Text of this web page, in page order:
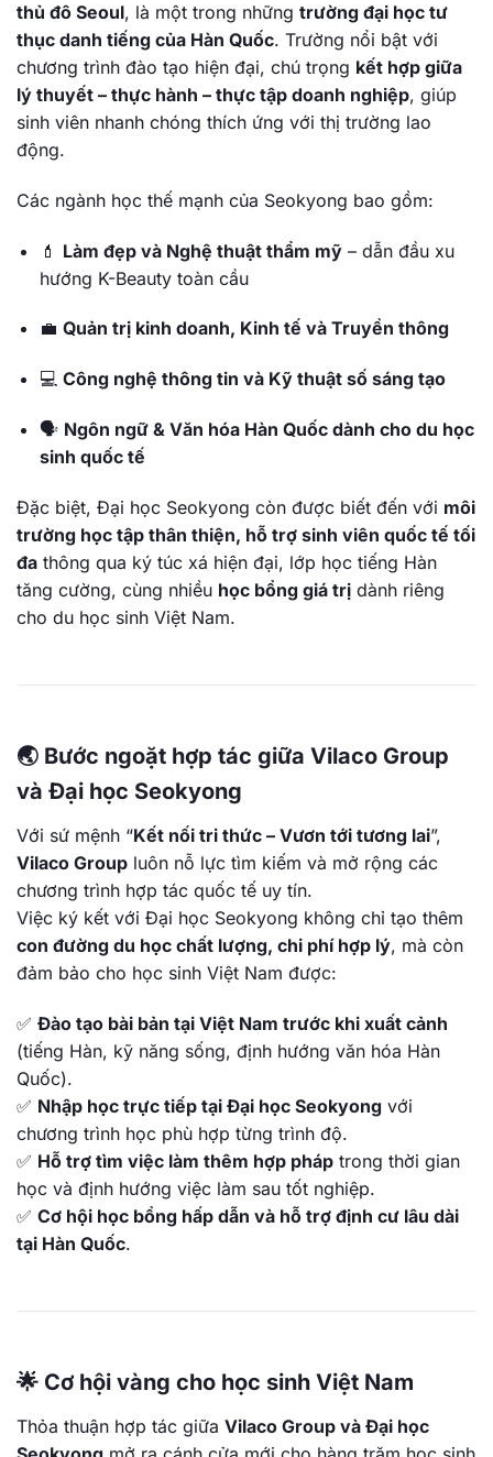
thủ đô Seoul, là một trong những trường đại học tư
thục danh tiếng của Hàn Quốc. Trường nổi bật với
chương trình đào tạo hiện đại, chú trọng kết hợp giữa
lý thuyết – thực hành – thực tập doanh nghiệp, giúp
sinh viên nhanh chóng thích ứng với thị trường lao
động.
Các ngành học thế mạnh của Seokyong bao gồm:
💄 Làm đẹp và Nghệ thuật thẩm mỹ– dẫn đầu xu
hướng K-Beauty toàn cầu
💼 Quản trị kinh doanh, Kinh tế và Truyền thông
💻 Công nghệ thông tin và Kỹ thuật số sáng tạo
🗣️ Ngôn ngữ & Văn hóa Hàn Quốc dành cho du học
sinh quốc tế
Đặc biệt, Đại học Seokyong còn được biết đến với môi
trường học tập thân thiện, hỗ trợ sinh viên quốc tế tối
đa thông qua ký túc xá hiện đại, lớp học tiếng Hàn
tăng cường, cùng nhiều học bổng giá trị dành riêng
cho du học sinh Việt Nam.
🌏 Bước ngoặt hợp tác giữa Vilaco Group
và Đại học Seokyong
Với sứ mệnh “Kết nối tri thức – Vươn tới tương lai”,
Vilaco Group luôn nỗ lực tìm kiếm và mở rộng các
chương trình hợp tác quốc tế uy tín.
Việc ký kết với Đại học Seokyong không chỉ tạo thêm
con đường du học chất lượng, chi phí hợp lý, mà còn
đảm bảo cho học sinh Việt Nam được:
✅ Đào tạo bài bản tại Việt Nam trước khi xuất cảnh
(tiếng Hàn, kỹ năng sống, định hướng văn hóa Hàn
Quốc).
✅ Nhập học trực tiếp tại Đại học Seokyong với
chương trình học phù hợp từng trình độ.
✅ Hỗ trợ tìm việc làm thêm hợp pháp trong thời gian
học và định hướng việc làm sau tốt nghiệp.
✅ Cơ hội học bổng hấp dẫn và hỗ trợ định cư lâu dài
tại Hàn Quốc.
🌟 Cơ hội vàng cho học sinh Việt Nam
Thỏa thuận hợp tác giữa Vilaco Group và Đại học